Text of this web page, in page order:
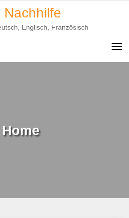
Nachhilfe
Englisch, Französisch
Home